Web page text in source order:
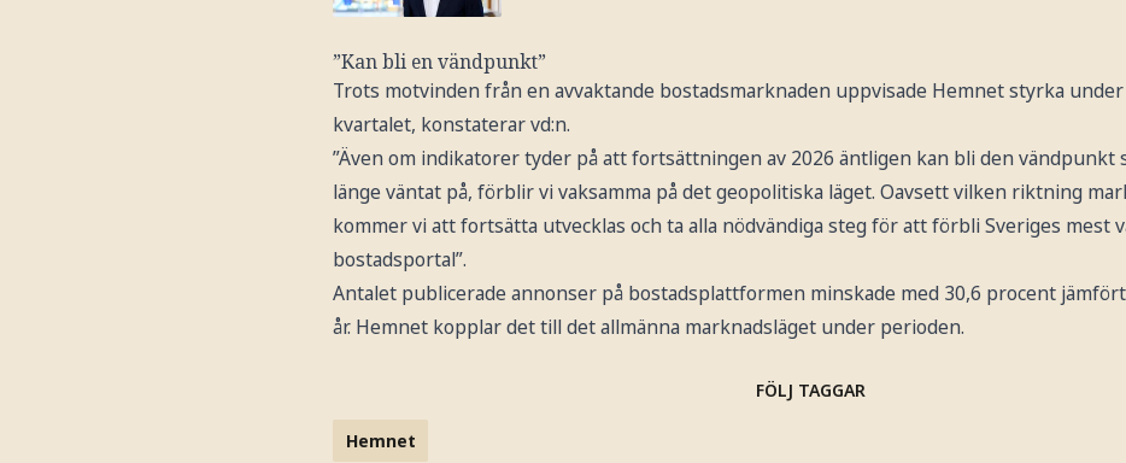
”Kan bli en vändpunkt”
Trots motvinden från en avvaktande bostadsmarknaden uppvisade Hemnet styrka
kvartalet, konstaterar vd:n.
”Även om indikatorer tyder på att fortsättningen av 2026 äntligen kan bli den vändpunkt
länge väntat på, förblir vi vaksamma på det geopolitiska läget. Oavsett vilken riktning
kommer vi att fortsätta utvecklas och ta alla nödvändiga steg för att förbli Sveriges mest
bostadsportal”.
Antalet publicerade annonser på bostadsplattformen minskade med 30,6 procent
år. Hemnet kopplar det till det allmänna marknadsläget under perioden.
FÖLJ TAGGAR
Hemnet